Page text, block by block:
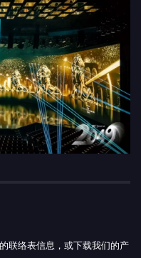
联络表信息，或下载我们的产